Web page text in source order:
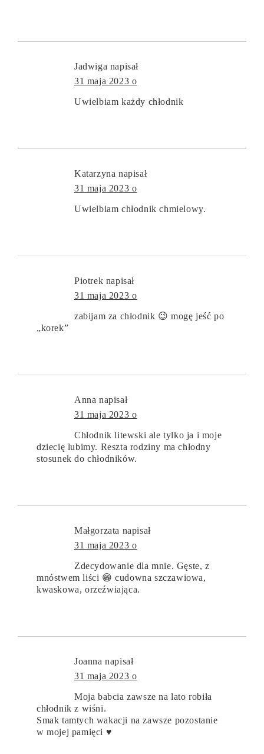
Jadwiga napisał
31 maja 2023 o
Uwielbiam każdy chłodnik
Katarzyna napisał
31 maja 2023 o
Uwielbiam chłodnik chmielowy.
Piotrek napisał
31 maja 2023 o
zabijam za chłodnik 😉 mogę jeść po
„korek”
Anna napisał
31 maja 2023 o
Chłodnik litewski ale tylko ja i moje
dziecię lubimy. Reszta rodziny ma chłodny
stosunek do chłodników.
Małgorzata napisał
31 maja 2023 o
Zdecydowanie dla mnie. Gęste, z
mnóstwem liści 😁 cudowna szczawiowa,
kwaskowa, orzeźwiająca.
Joanna napisał
31 maja 2023 o
Moja babcia zawsze na lato robiła
chłodnik z wiśni.
Smak tamtych wakacji na zawsze pozostanie
w mojej pamięci ♥️